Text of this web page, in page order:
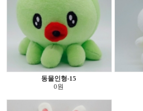
동물인형-15
0원